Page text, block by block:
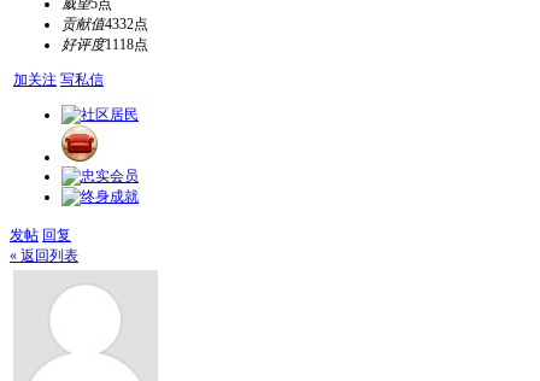
威望5点
贡献值4332点
好评度1118点
加关注 写私信
发帖 回复
« 返回列表